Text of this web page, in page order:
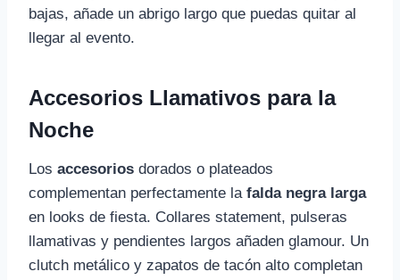
bajas, añade un abrigo largo que puedas quitar al
llegar al evento.
Accesorios Llamativos para la
Noche
Los accesorios dorados o plateados
complementan perfectamente la falda negra larga
en looks de fiesta. Collares statement, pulseras
llamativas y pendientes largos añaden glamour. Un
clutch metálico y zapatos de tacón alto completan